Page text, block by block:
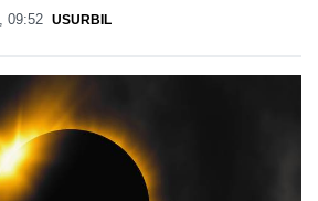
09:52 USURBIL